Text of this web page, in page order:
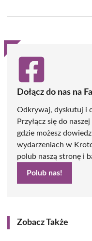
(Twitter)
Dołącz do nas na
Odkrywaj, dyskutuj i
Przyłącz się do
gdzie możesz
wydarzeniach w
polub naszą stronę i
Polub nas!
Zobacz Także